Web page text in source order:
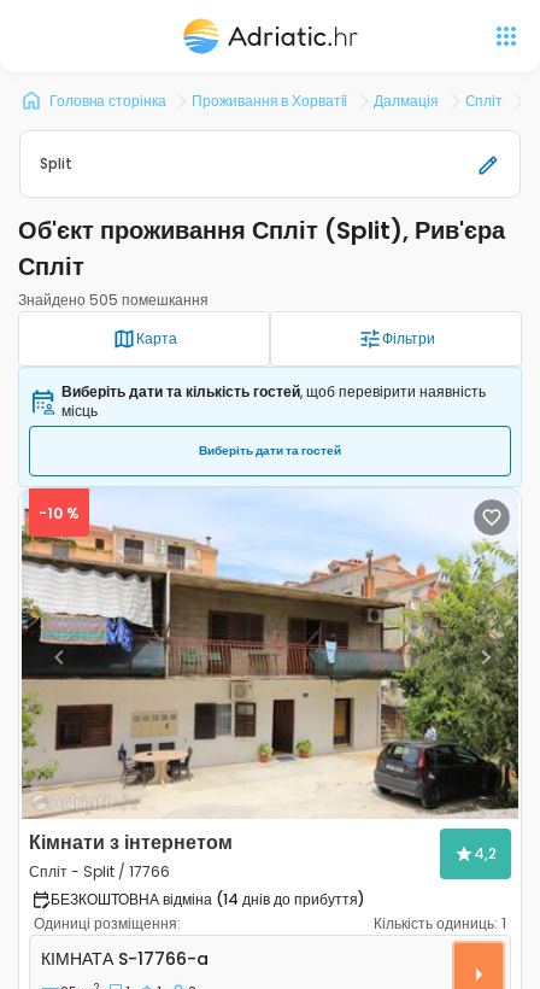
Головна сторінка Проживання в Хорватії Далмація Спліт
Split
Об'єкт проживання Спліт (Split), Рив'єра
Спліт
Знайдено 505 помешкання
Карта
Фільтри
Виберіть дати та кількість гостей, щоб перевірити наявність
місць
Виберіть дати та гостей
Previous Next
-10 %
Кімнати з інтернетом
Спліт - Split / 17766
4,2
БЕЗКОШТОВНА відміна (14 днів до прибуття)
Одиниці розміщення:
Кількість одиниць: 1
Кімната Спліт - Split S-17766-a
КІМНАТА S-17766-a